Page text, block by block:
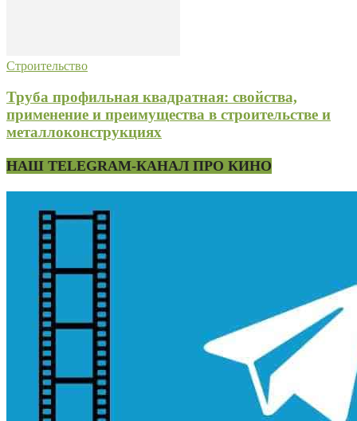
Строительство
Труба профильная квадратная: свойства,
применение и преимущества в строительстве и
металлоконструкциях
НАШ TELEGRAM-КАНАЛ ПРО КИНО